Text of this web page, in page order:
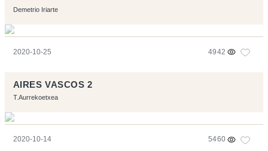
Demetrio Iriarte
2020-10-25 4942
AIRES VASCOS 2
T.Aurrekoetxea
2020-10-14 5460